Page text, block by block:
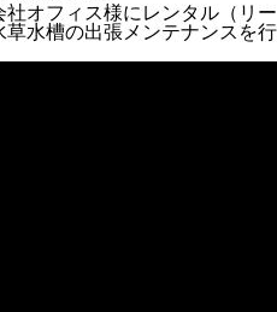
オフィス様にレンタル（リー
水槽の出張メンテナンスを行